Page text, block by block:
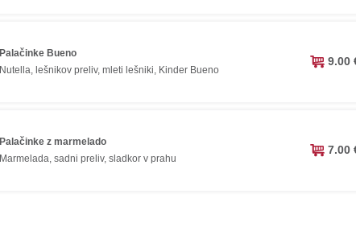
Palačinke Bueno
Nutella, lešnikov preliv, mleti lešniki, Kinder Bueno
9.00
Palačinke z marmelado
Marmelada, sadni preliv, sladkor v prahu
7.00